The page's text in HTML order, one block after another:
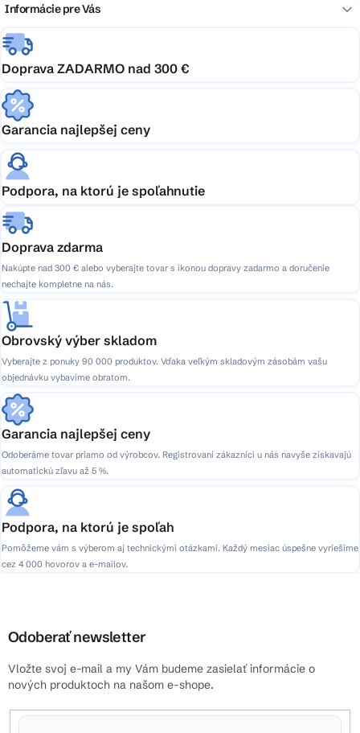
Informácie pre Vás
Doprava ZADARMO nad 300 €
Garancia najlepšej ceny
Podpora, na ktorú je spoľahnutie
Doprava zdarma
Nakúpte nad 300 € alebo vyberajte tovar s ikonou dopravy zadarmo a doručenie
nechajte kompletne na nás.
Obrovský výber skladom
Vyberajte z ponuky 90 000 produktov. Vďaka veľkým skladovým zásobám vašu
objednávku vybavíme obratom.
Garancia najlepšej ceny
Odoberáme tovar priamo od výrobcov. Registrovaní zákazníci u nás navyše získavajú
automatickú zľavu až 5 %.
Podpora, na ktorú je spoľah
Pomôžeme vám s výberom aj technickými otázkami. Každý mesiac úspešne vyriešime
cez 4 000 hovorov a e-mailov.
Odoberať newsletter
Vložte svoj e-mail a my Vám budeme zasielať informácie o
nových produktoch na našom e-shope.